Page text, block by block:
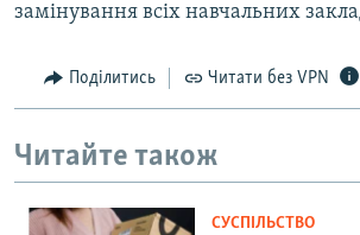
замінування всіх навчальних
Поділитись Читати без VPN
Читайте також
СУСПІЛЬСТВО